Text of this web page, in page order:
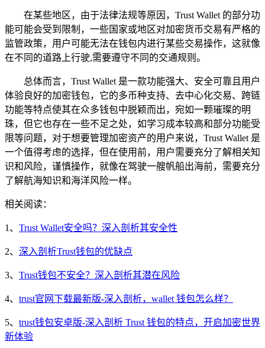
在某些地区，由于法律法规等原因，Trust Wallet 的部分功
能可能会受到限制，一些国家或地区对加密货币交易有严格的
监管政策，用户可能无法在钱包内进行某些交易操作，这就像
在不同的道路上行驶,需要遵守不同的交通规则。
总体而言，Trust Wallet 是一款功能强大、安全可靠且用户
体验良好的加密钱包，它的多币种支持、去中心化交易、跨链
功能等特点使其在众多钱包中脱颖而出，宛如一颗璀璨的明
珠，但它也存在一些不足之处，如学习成本较高和部分功能受
限等问题，对于想要管理加密资产的用户来说，Trust Wallet 是
一个值得考虑的选择，但在使用前，用户需要充分了解相关知
识和风险，谨慎操作，就像在驾驶一艘帆船出海前，需要充分
了解航海知识和海洋风险一样。
相关阅读：
1、 Trust Wallet安全吗？深入剖析其安全性
2、 深入剖析Trust钱包的优缺点
3、 Trust钱包不安全？深入剖析其潜在风险
4、 trust官网下载最新版-深入剖析，wallet 钱包怎么样？
5、 trust钱包安卓版-深入剖析 Trust 钱包的特点，开启加密世界
新体验